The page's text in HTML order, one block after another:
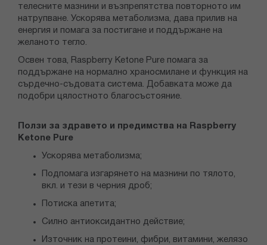
телесните мазнини и възпрепятства повторното им
натрупване. Ускорява метаболизма, дава прилив на
енергия и помага за постигане и поддържане на
желаното тегло.
Освен това, Raspberry Ketone Pure помага за
поддържане на нормално храносмилане и функция на
сърдечно-съдовата система. Добавката може да
подобри цялостното благосъстояние.
Ползи за здравето и предимства на Raspberry
Ketone Pure
Ускорява метаболизма;
Подпомага изгарянето на мазнини по тялото,
вкл. и тези в черния дроб;
Потиска апетита;
Силно антиоксидантно действие;
Източник на протеини, фибри, витамини, желязо